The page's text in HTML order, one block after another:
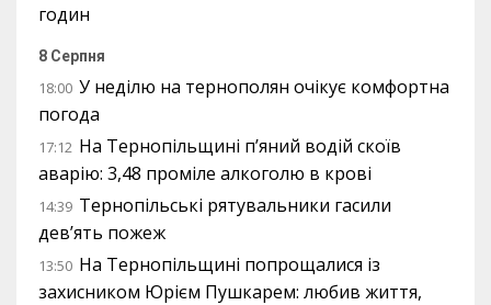
годин
8 Серпня
18:00 У неділю на тернополян очікує комфортна
погода
17:12 На Тернопільщині п’яний водій скоїв
аварію: 3,48 проміле алкоголю в крові
14:39 Тернопільські рятувальники гасили
дев’ять пожеж
13:50 На Тернопільщині попрощалися із
захисником Юрієм Пушкарем: любив життя,